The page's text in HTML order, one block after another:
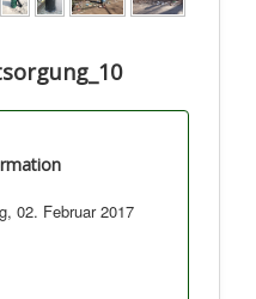
02. Februar 2017